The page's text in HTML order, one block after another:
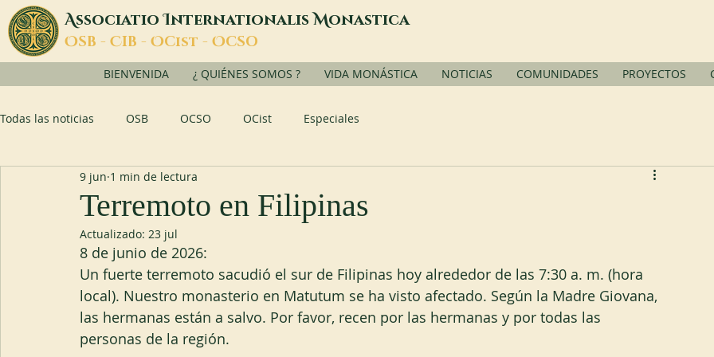
AssociatioInternationalisMonastica
OSB - CIB - OCist - OCSO
BIENVENIDA ¿ QUIÉNES SOMOS ? VIDA MONÁSTICA NOTICIAS COMUNIDADES PROYECTOS
Todas las noticias OSB OCSO OCist Especiales
Terremoto en Filipinas
9 jun 1 min de lectura
Actualizado: 23 jul
8 de junio de 2026:
Un fuerte terremoto sacudió el sur de Filipinas hoy alrededor de las 7:30 a. m. (hora
local). Nuestro monasterio en Matutum se ha visto afectado. Según la Madre Giovana,
las hermanas están a salvo. Por favor, recen por las hermanas y por todas las
personas de la región.